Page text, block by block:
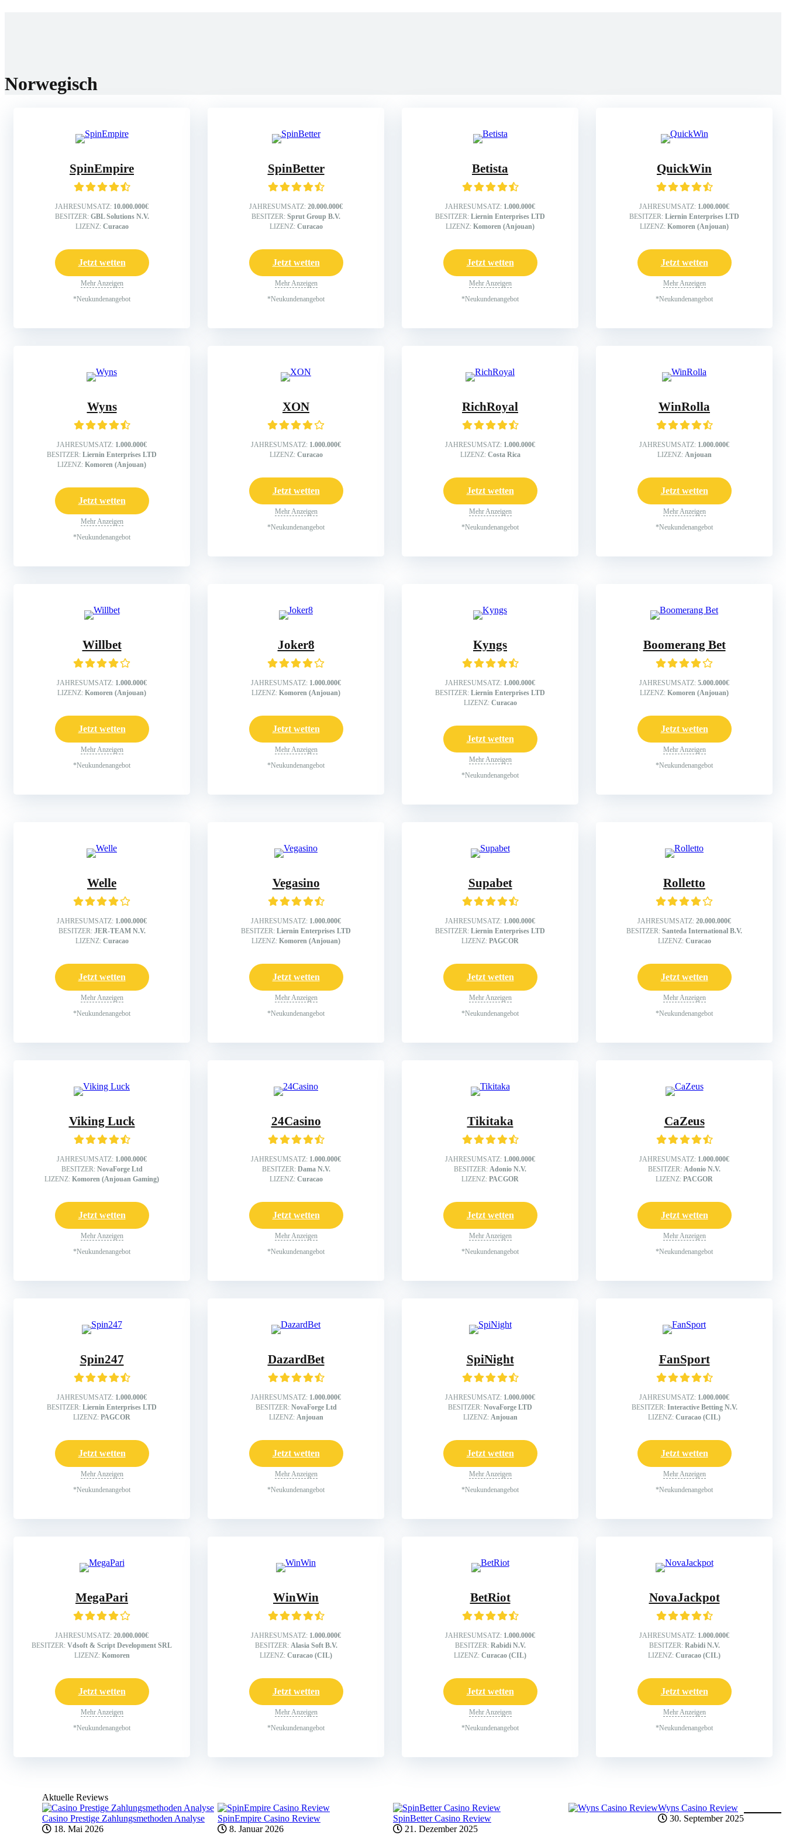
Norwegisch
SpinEmpire
JAHRESUMSATZ: 10.000.000€
BESITZER: GBL Solutions N.V.
LIZENZ: Curacao
Jetzt wetten
Mehr Anzeigen
*Neukundenangebot
SpinBetter
JAHRESUMSATZ: 20.000.000€
BESITZER: Sprut Group B.V.
LIZENZ: Curacao
Jetzt wetten
Mehr Anzeigen
*Neukundenangebot
Betista
JAHRESUMSATZ: 1.000.000€
BESITZER: Liernin Enterprises LTD
LIZENZ: Komoren (Anjouan)
Jetzt wetten
Mehr Anzeigen
*Neukundenangebot
QuickWin
JAHRESUMSATZ: 1.000.000€
BESITZER: Liernin Enterprises LTD
LIZENZ: Komoren (Anjouan)
Jetzt wetten
Mehr Anzeigen
*Neukundenangebot
Wyns
JAHRESUMSATZ: 1.000.000€
BESITZER: Liernin Enterprises LTD
LIZENZ: Komoren (Anjouan)
Jetzt wetten
Mehr Anzeigen
*Neukundenangebot
XON
JAHRESUMSATZ: 1.000.000€
LIZENZ: Curacao
Jetzt wetten
Mehr Anzeigen
*Neukundenangebot
RichRoyal
JAHRESUMSATZ: 1.000.000€
LIZENZ: Costa Rica
Jetzt wetten
Mehr Anzeigen
*Neukundenangebot
WinRolla
JAHRESUMSATZ: 1.000.000€
LIZENZ: Anjouan
Jetzt wetten
Mehr Anzeigen
*Neukundenangebot
Willbet
JAHRESUMSATZ: 1.000.000€
LIZENZ: Komoren (Anjouan)
Jetzt wetten
Mehr Anzeigen
*Neukundenangebot
Joker8
JAHRESUMSATZ: 1.000.000€
LIZENZ: Komoren (Anjouan)
Jetzt wetten
Mehr Anzeigen
*Neukundenangebot
Kyngs
JAHRESUMSATZ: 1.000.000€
BESITZER: Liernin Enterprises LTD
LIZENZ: Curacao
Jetzt wetten
Mehr Anzeigen
*Neukundenangebot
Boomerang Bet
JAHRESUMSATZ: 5.000.000€
LIZENZ: Komoren (Anjouan)
Jetzt wetten
Mehr Anzeigen
*Neukundenangebot
Welle
JAHRESUMSATZ: 1.000.000€
BESITZER: JER-TEAM N.V.
LIZENZ: Curacao
Jetzt wetten
Mehr Anzeigen
*Neukundenangebot
Vegasino
JAHRESUMSATZ: 1.000.000€
BESITZER: Liernin Enterprises LTD
LIZENZ: Komoren (Anjouan)
Jetzt wetten
Mehr Anzeigen
*Neukundenangebot
Supabet
JAHRESUMSATZ: 1.000.000€
BESITZER: Liernin Enterprises LTD
LIZENZ: PAGCOR
Jetzt wetten
Mehr Anzeigen
*Neukundenangebot
Rolletto
JAHRESUMSATZ: 20.000.000€
BESITZER: Santeda International B.V.
LIZENZ: Curacao
Jetzt wetten
Mehr Anzeigen
*Neukundenangebot
Viking Luck
JAHRESUMSATZ: 1.000.000€
BESITZER: NovaForge Ltd
LIZENZ: Komoren (Anjouan Gaming)
Jetzt wetten
Mehr Anzeigen
*Neukundenangebot
24Casino
JAHRESUMSATZ: 1.000.000€
BESITZER: Dama N.V.
LIZENZ: Curacao
Jetzt wetten
Mehr Anzeigen
*Neukundenangebot
Tikitaka
JAHRESUMSATZ: 1.000.000€
BESITZER: Adonio N.V.
LIZENZ: PACGOR
Jetzt wetten
Mehr Anzeigen
*Neukundenangebot
CaZeus
JAHRESUMSATZ: 1.000.000€
BESITZER: Adonio N.V.
LIZENZ: PACGOR
Jetzt wetten
Mehr Anzeigen
*Neukundenangebot
Spin247
JAHRESUMSATZ: 1.000.000€
BESITZER: Liernin Enterprises LTD
LIZENZ: PAGCOR
Jetzt wetten
Mehr Anzeigen
*Neukundenangebot
DazardBet
JAHRESUMSATZ: 1.000.000€
BESITZER: NovaForge Ltd
LIZENZ: Anjouan
Jetzt wetten
Mehr Anzeigen
*Neukundenangebot
SpiNight
JAHRESUMSATZ: 1.000.000€
BESITZER: NovaForge LTD
LIZENZ: Anjouan
Jetzt wetten
Mehr Anzeigen
*Neukundenangebot
FanSport
JAHRESUMSATZ: 1.000.000€
BESITZER: Interactive Betting N.V.
LIZENZ: Curacao (CIL)
Jetzt wetten
Mehr Anzeigen
*Neukundenangebot
MegaPari
JAHRESUMSATZ: 20.000.000€
BESITZER: Vdsoft & Script Development SRL
LIZENZ: Komoren
Jetzt wetten
Mehr Anzeigen
*Neukundenangebot
WinWin
JAHRESUMSATZ: 1.000.000€
BESITZER: Alasia Soft B.V.
LIZENZ: Curacao (CIL)
Jetzt wetten
Mehr Anzeigen
*Neukundenangebot
BetRiot
JAHRESUMSATZ: 1.000.000€
BESITZER: Rabidi N.V.
LIZENZ: Curacao (CIL)
Jetzt wetten
Mehr Anzeigen
*Neukundenangebot
NovaJackpot
JAHRESUMSATZ: 1.000.000€
BESITZER: Rabidi N.V.
LIZENZ: Curacao (CIL)
Jetzt wetten
Mehr Anzeigen
*Neukundenangebot
Aktuelle Reviews
Casino Prestige Zahlungsmethoden Analyse
18. Mai 2026
SpinEmpire Casino Review
8. Januar 2026
SpinBetter Casino Review
21. Dezember 2025
Wyns Casino Review
30. September 2025